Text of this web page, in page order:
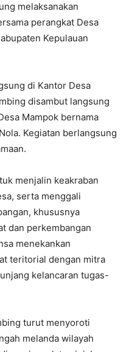
melaksanakan
perangkat Desa
Kepulauan
di Kantor Desa
disambut langsung
Mampok bernama
Kegiatan berlangsung
menjalin keakraban
serta menggali
khususnya
dan perkembangan
menekankan
teritorial dengan mitra
kelancaran tugas-
turut menyoroti
melanda wilayah